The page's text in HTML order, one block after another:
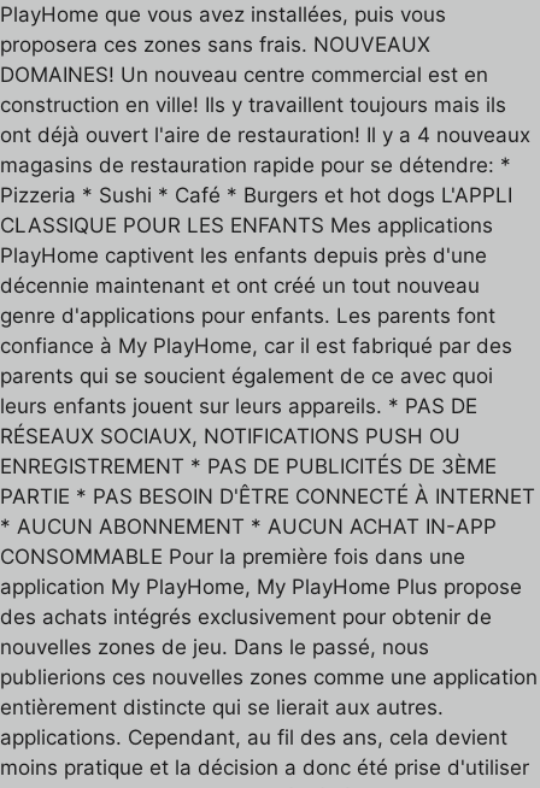
PlayHome que vous avez installées, puis vous
proposera ces zones sans frais. NOUVEAUX
DOMAINES! Un nouveau centre commercial est en
construction en ville! Ils y travaillent toujours mais ils
ont déjà ouvert l'aire de restauration! Il y a 4 nouveaux
magasins de restauration rapide pour se détendre: *
Pizzeria * Sushi * Café * Burgers et hot dogs L'APPLI
CLASSIQUE POUR LES ENFANTS Mes applications
PlayHome captivent les enfants depuis près d'une
décennie maintenant et ont créé un tout nouveau
genre d'applications pour enfants. Les parents font
confiance à My PlayHome, car il est fabriqué par des
parents qui se soucient également de ce avec quoi
leurs enfants jouent sur leurs appareils. * PAS DE
RÉSEAUX SOCIAUX, NOTIFICATIONS PUSH OU
ENREGISTREMENT * PAS DE PUBLICITÉS DE 3ÈME
PARTIE * PAS BESOIN D'ÊTRE CONNECTÉ À INTERNET
* AUCUN ABONNEMENT * AUCUN ACHAT IN-APP
CONSOMMABLE Pour la première fois dans une
application My PlayHome, My PlayHome Plus propose
des achats intégrés exclusivement pour obtenir de
nouvelles zones de jeu. Dans le passé, nous
publierions ces nouvelles zones comme une application
entièrement distincte qui se lierait aux autres.
applications. Cependant, au fil des ans, cela devient
moins pratique et la décision a donc été prise d'utiliser